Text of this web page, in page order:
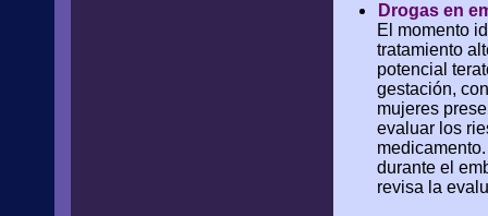
Drogas en
El momento
tratamiento
potencial
gestación,
mujeres
evaluar los
durante el
revisa la